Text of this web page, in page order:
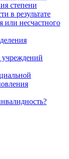
степени
в результате
или несчастного